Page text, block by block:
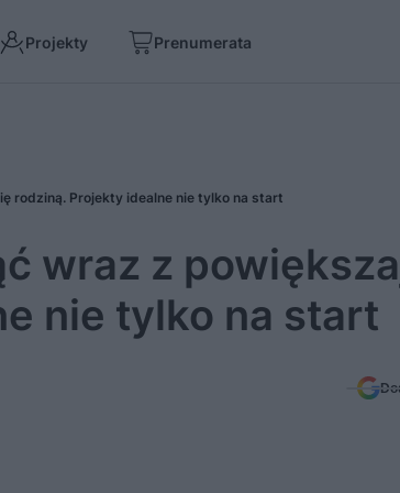
Projekty Prenumerata
rodziną. Projekty idealne nie tylko na start
wraz z
nie tylko na start